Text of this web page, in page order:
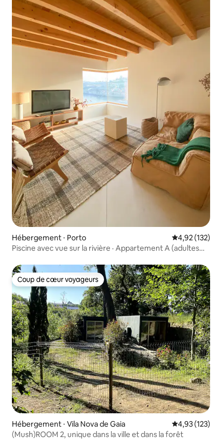
Hébergement ⋅ Porto Évaluation
4,92 (132)
Piscine avec vue sur la rivière · Appartement A (adultes
Coup de cœur voyageurs
Coup de cœur voyageurs
Hébergement ⋅ Vila Nova de Gaia Évaluation
4,93 (123)
(Mush)ROOM 2, unique dans la ville et dans la forêt